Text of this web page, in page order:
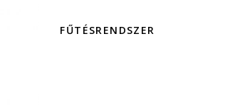
FŰTÉSRENDSZER